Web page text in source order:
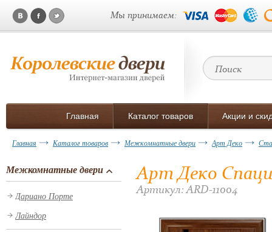
Мы принимаем:
Главная Каталог товаров Акции и
Главная Каталог товаров Межкомнатные двери Арт Деко
Межкомнатные двери
Дариано Порте
Лайндор
Арт Деко
Артикул: ARD-11004